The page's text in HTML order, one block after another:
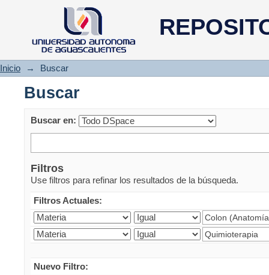
Buscar
Inicio → Buscar
Buscar
Buscar en:
Filtros
Use filtros para refinar los resultados de la búsqueda.
Filtros Actuales:
Nuevo Filtro: